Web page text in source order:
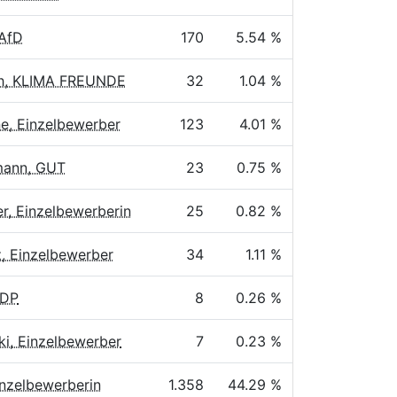
170 5.54 %
KLIMA FREUNDE 32 1.04 %
Einzelbewerber 123 4.01 %
GUT 23 0.75 %
Einzelbewerberin 25 0.82 %
Einzelbewerber 34 1.11 %
8 0.26 %
Einzelbewerber 7 0.23 %
1.358 44.29 %